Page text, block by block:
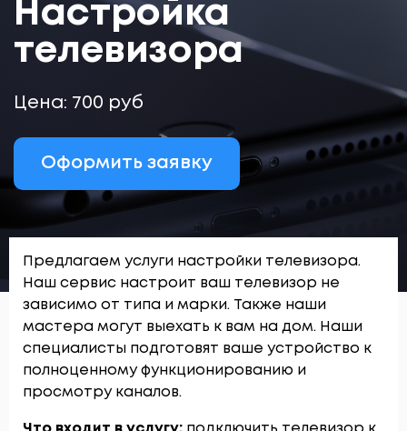
Настройка
телевизора
Цена: 700 руб
Оформить заявку
Предлагаем услуги настройки телевизора.
Наш сервис настроит ваш телевизор не
зависимо от типа и марки. Также наши
мастера могут выехать к вам на дом. Наши
специалисты подготовят ваше устройство к
полноценному функционированию и
просмотру каналов.